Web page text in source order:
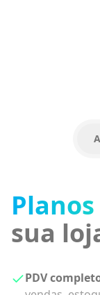
acordo
negócio